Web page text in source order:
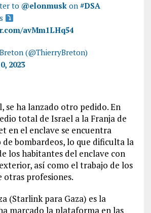
to @elonmuskon #DSA
avMm1LHq54
(@ThierryBreton)
2023
se ha lanzado otro pedido. En
total de Israel a la Franja de
en el enclave se encuentra
bombardeos, lo que dificulta la
los habitantes del enclave con
así como el trabajo de los
otras profesiones.
(Starlink para Gaza) es la
marcado la plataforma en las